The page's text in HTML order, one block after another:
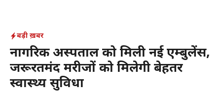
content
बड़ी ख़बर
नागरिक अस्पताल को मिली नई एम्बुलेंस,
जरूरतमंद मरीजों को मिलेगी बेहतर
स्वास्थ्य सुविधा